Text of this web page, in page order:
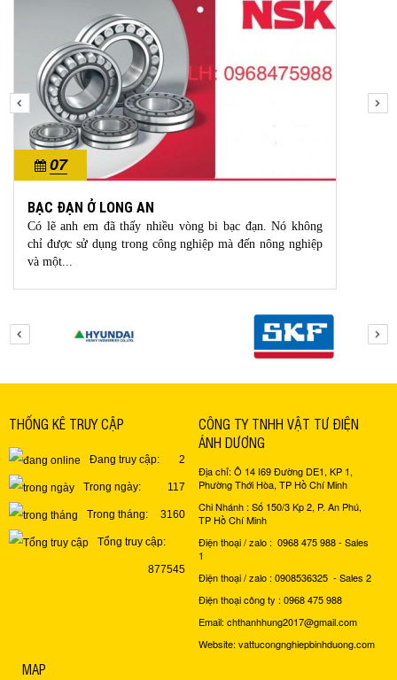
07
10/2023
BẠC ĐẠN Ở LONG AN
Có lẽ anh em đã thấy nhiều vòng bi bạc đạn. Nó không
chỉ được sử dụng trong công nghiệp mà đến nông nghiệp
và một...
THỐNG KÊ TRUY CẬP
Đang truy cập: 2
Trong ngày: 117
Trong tháng: 3160
Tổng truy cập:
877545
CÔNG TY TNHH VẬT TƯ ĐIỆN
ÁNH DƯƠNG
Địa chỉ: Ô 14 I69 Đường DE1, KP 1,
Phường Thới Hòa, TP Hồ Chí Minh
Chi Nhánh : Số 150/3 Kp 2, P. An Phú,
TP Hồ Chí Minh
Điện thoại / zalo : 0968 475 988 - Sales
1
Điện thoại / zalo : 0908536325 - Sales 2
Điện thoại công ty : 0968 475 988
Email: chthanhhung2017@gmail.com
Website: vattucongnghiepbinhduong.com
MAP